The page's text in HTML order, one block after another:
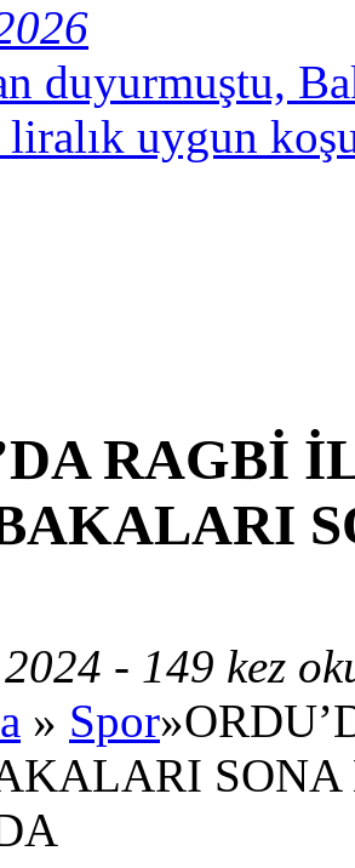
duyurmuştu,
uygun
RAGBİ
- 149 kez
» Spor
SONA